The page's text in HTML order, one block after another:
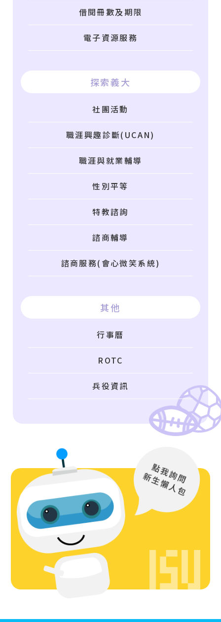
借閱冊數及期限
電子資源服務
探索義大
社團活動
職涯興趣診斷(UCAN)
職涯與就業輔導
性別平等
特教諮詢
諮商輔導
諮商服務(會心微笑系統)
其他
行事曆
ROTC
兵役資訊